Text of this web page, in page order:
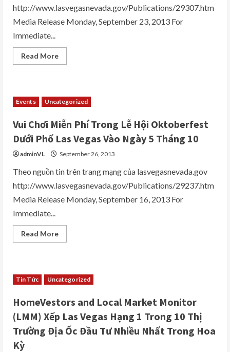
http://www.lasvegasnevada.gov/Publications/29307.htm
Media Release Monday, September 23, 2013 For
Immediate...
Read MoreRead
more
Books,
Bubbles
Brews
Oct.
Events Uncategorized
Vui Chơi Miễn Phí Trong Lễ Hội Oktoberfest
Dưới Phố Las Vegas Vào Ngày 5 Tháng 10
adminVL September 26, 2013
Theo nguồn tin trên trang mạng của lasvegasnevada.gov
http://www.lasvegasnevada.gov/Publications/29237.htm
Media Release Monday, September 16, 2013 For
Immediate...
Read MoreRead
more
Phí
Trong
Hội
Oktoberfest
Dưới
Phố
Las
Vegas
Tin Tức Uncategorized
HomeVestors and Local Market Monitor
(LMM) Xếp Las Vegas Hạng 1 Trong 10 Thị
Trường Địa Ốc Đầu Tư Nhiều Nhất Trong Hoa
Kỳ